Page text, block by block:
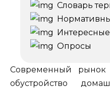
Словарь
Опросы
Современный рынок
обустройство